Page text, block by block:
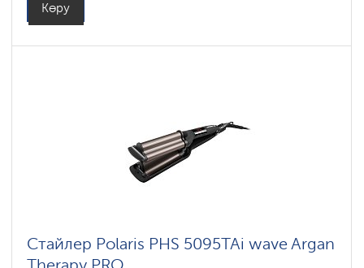
Көру
Стайлер Polaris PHS 5095TAi wave Argan